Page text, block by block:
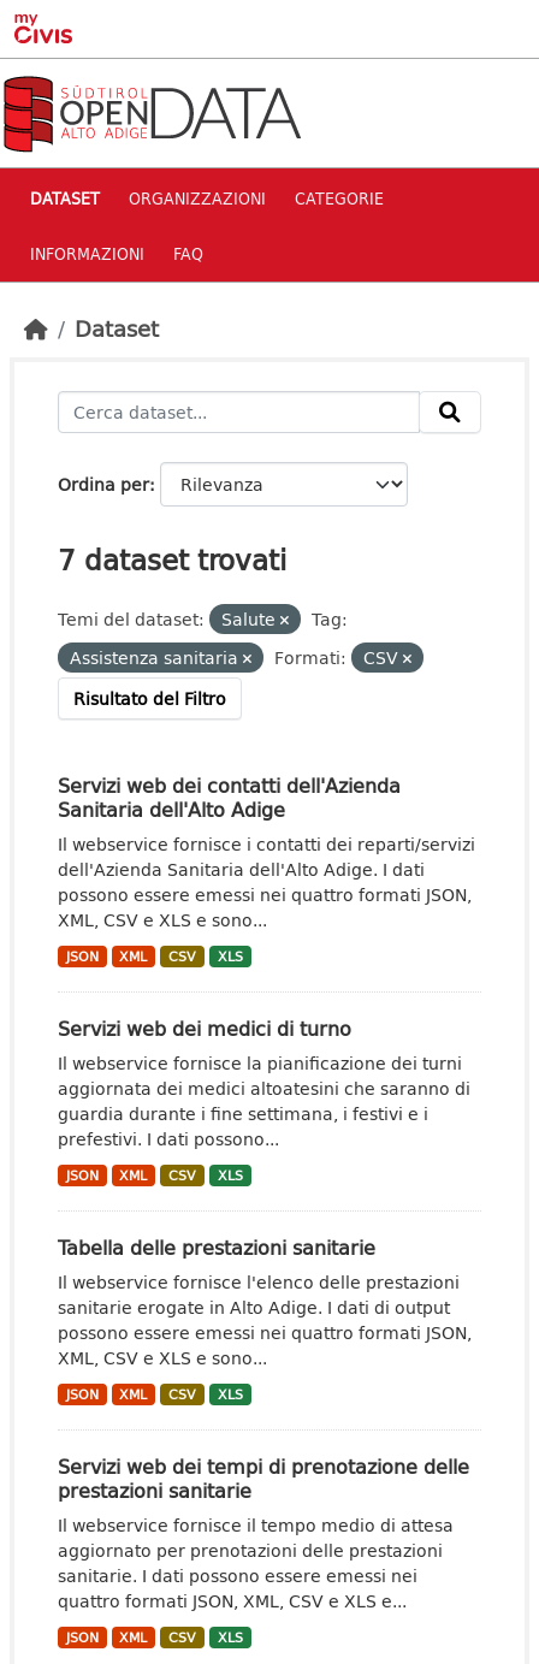
Skip to main content
DATASET ORGANIZZAZIONI CATEGORIE
INFORMAZIONI FAQ
Dataset
Ordina per
7 dataset trovati
Temi del dataset: Salute
Tag:
Assistenza sanitaria
Formati:
CSV
Risultato del Filtro
Servizi web dei contatti dell'Azienda
Sanitaria dell'Alto Adige
Il webservice fornisce i contatti dei reparti/servizi
dell'Azienda Sanitaria dell'Alto Adige. I dati
possono essere emessi nei quattro formati JSON,
XML, CSV e XLS e sono...
JSON XML CSV XLS
Servizi web dei medici di turno
Il webservice fornisce la pianificazione dei turni
aggiornata dei medici altoatesini che saranno di
guardia durante i fine settimana, i festivi e i
prefestivi. I dati possono...
JSON XML CSV XLS
Tabella delle prestazioni sanitarie
Il webservice fornisce l'elenco delle prestazioni
sanitarie erogate in Alto Adige. I dati di output
possono essere emessi nei quattro formati JSON,
XML, CSV e XLS e sono...
JSON XML CSV XLS
Servizi web dei tempi di prenotazione delle
prestazioni sanitarie
Il webservice fornisce il tempo medio di attesa
aggiornato per prenotazioni delle prestazioni
sanitarie. I dati possono essere emessi nei
quattro formati JSON, XML, CSV e XLS e...
JSON XML CSV XLS